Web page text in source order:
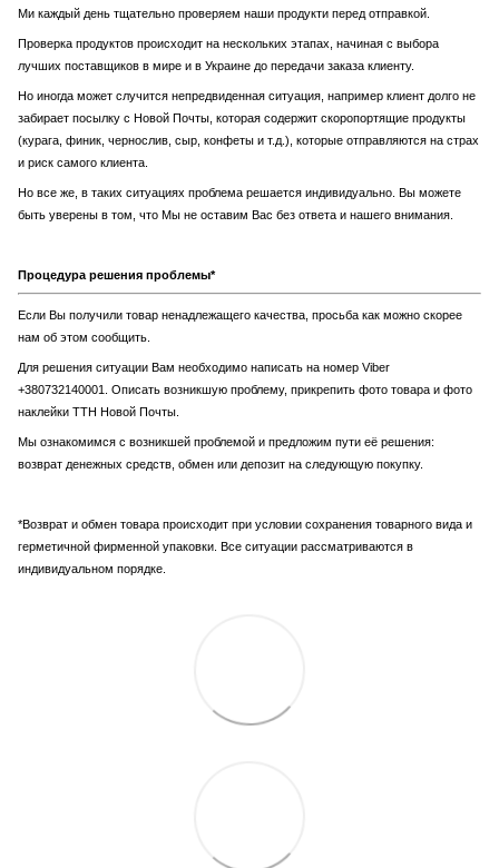
Ми каждый день тщательно проверяем наши продукти перед отправкой.
Проверка продуктов происходит на нескольких этапах, начиная с выбора
лучших поставщиков в мире и в Украине до передачи заказа клиенту.
Но иногда может случится непредвиденная ситуация, например клиент долго не
забирает посылку с Новой Почты, которая содержит скоропортящие продукты
(курага, финик, чернослив, сыр, конфеты и т.д.), которые отправляются на страх
и риск самого клиента.
Но все же, в таких ситуациях проблема решается индивидуально. Вы можете
быть уверены в том, что Мы не оставим Вас без ответа и нашего внимания.
Процедура решения проблемы*
Если Вы получили товар ненадлежащего качества, просьба как можно скорее
нам об этом сообщить.
Для решения ситуации Вам необходимо написать на номер Viber
+380732140001. Описать возникшую проблему, прикрепить фото товара и фото
наклейки ТТН Новой Почты.
Мы ознакомимся с возникшей проблемой и предложим пути её решения:
возврат денежных средств, обмен или депозит на следующую покупку.
*Возврат и обмен товара происходит при условии сохранения товарного вида и
герметичной фирменной упаковки. Все ситуации рассматриваются в
индивидуальном порядке.